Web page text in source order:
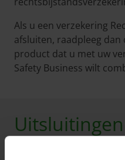
Als u een verzekering
afsluiten, raadpleeg dan
product dat u met uw
Safety Business wilt